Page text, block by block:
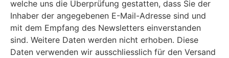
welche uns die Überprüfung gestatten, dass Sie der
Inhaber der angegebenen E-Mail-Adresse sind und
mit dem Empfang des Newsletters einverstanden
sind. Weitere Daten werden nicht erhoben. Diese
Daten verwenden wir ausschliesslich für den Versand